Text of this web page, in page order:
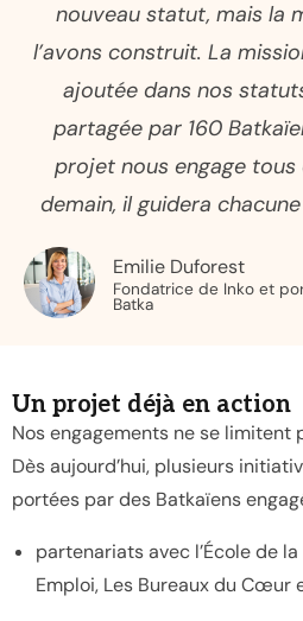
nouveau statut, mais la
l’avons construit. La
ajoutée dans nos
partagée par 160
projet nous engage
demain, il guidera
Emilie Duforest
Fondatrice de Inko et
Batka
Un projet déjà en action
Nos engagements ne se limitent
Dès aujourd’hui, plusieurs
portées par des Batkaïens
partenariats avec l’École de
Emploi, Les Bureaux du Cœur